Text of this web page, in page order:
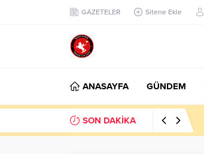
GAZETELER Sitene Ekle
ANASAYFA GÜNDEM
SON DAKİKA